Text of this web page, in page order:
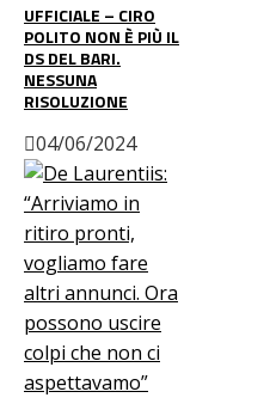
UFFICIALE – CIRO
POLITO NON È PIÙ IL
DS DEL BARI.
NESSUNA
RISOLUZIONE
04/06/2024